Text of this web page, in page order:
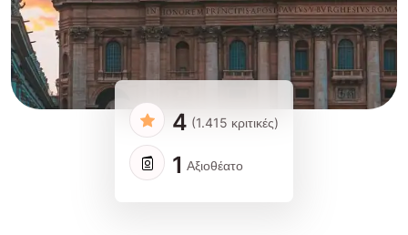
4 (1.415 κριτικές)
1 Αξιοθέατο